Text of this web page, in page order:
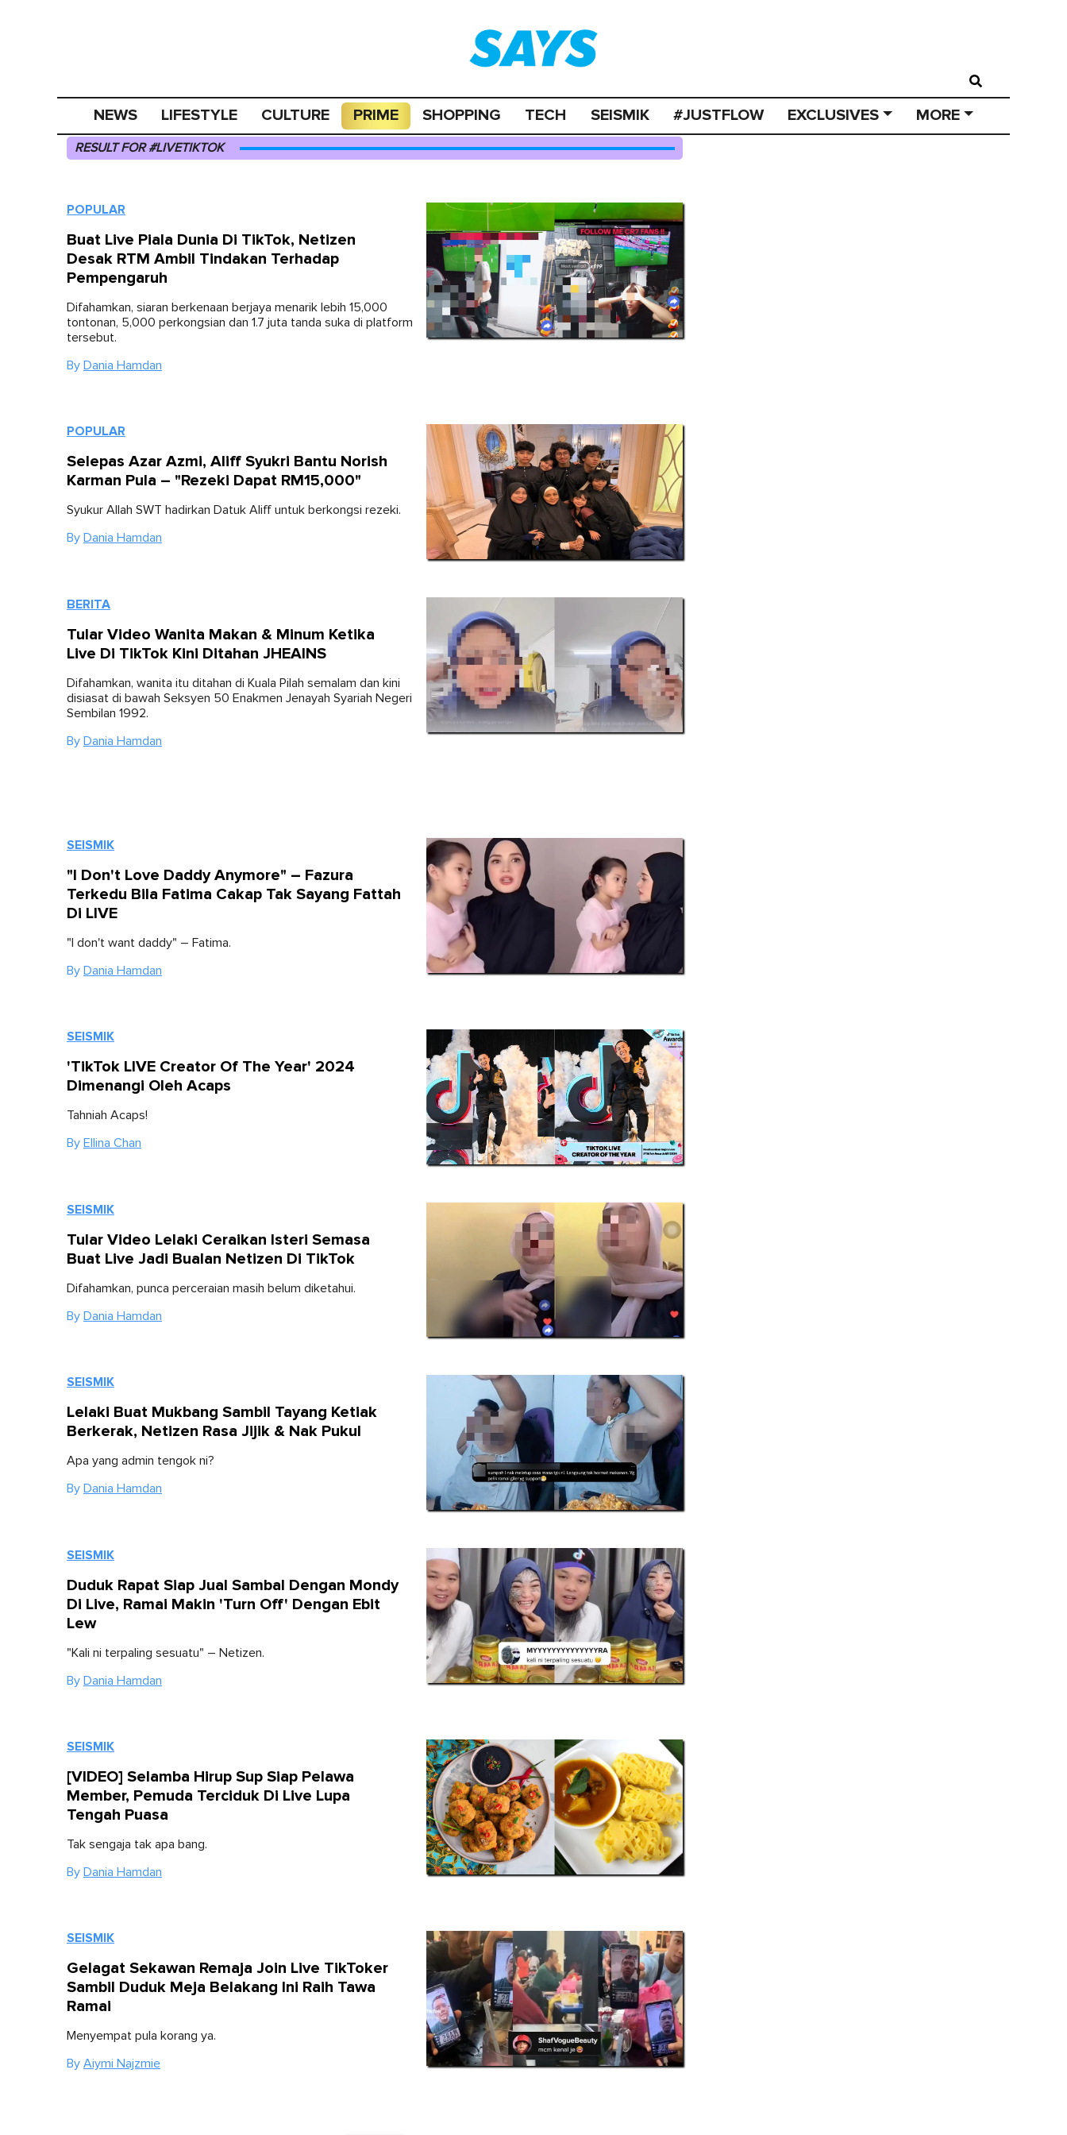
NEWS LIFESTYLE CULTURE PRIME SHOPPING TECH SEISMIK #JUSTFLOW EXCLUSIVES MORE
RESULT FOR #LIVETIKTOK
POPULAR
Buat Live Piala Dunia Di TikTok, Netizen
Desak RTM Ambil Tindakan Terhadap
Pempengaruh
Difahamkan, siaran berkenaan berjaya menarik lebih 15,000
tontonan, 5,000 perkongsian dan 1.7 juta tanda suka di platform
tersebut.
By Dania Hamdan
POPULAR
Selepas Azar Azmi, Aliff Syukri Bantu Norish
Karman Pula – "Rezeki Dapat RM15,000"
Syukur Allah SWT hadirkan Datuk Aliff untuk berkongsi rezeki.
By Dania Hamdan
BERITA
Tular Video Wanita Makan & Minum Ketika
Live Di TikTok Kini Ditahan JHEAINS
Difahamkan, wanita itu ditahan di Kuala Pilah semalam dan kini
disiasat di bawah Seksyen 50 Enakmen Jenayah Syariah Negeri
Sembilan 1992.
By Dania Hamdan
SEISMIK
"I Don't Love Daddy Anymore" – Fazura
Terkedu Bila Fatima Cakap Tak Sayang Fattah
Di LIVE
"I don't want daddy" – Fatima.
By Dania Hamdan
SEISMIK
'TikTok LIVE Creator Of The Year' 2024
Dimenangi Oleh Acaps
Tahniah Acaps!
By Ellina Chan
SEISMIK
Tular Video Lelaki Ceraikan Isteri Semasa
Buat Live Jadi Bualan Netizen Di TikTok
Difahamkan, punca perceraian masih belum diketahui.
By Dania Hamdan
SEISMIK
Lelaki Buat Mukbang Sambil Tayang Ketiak
Berkerak, Netizen Rasa Jijik & Nak Pukul
Apa yang admin tengok ni?
By Dania Hamdan
SEISMIK
Duduk Rapat Siap Jual Sambal Dengan Mondy
Di Live, Ramai Makin 'Turn Off' Dengan Ebit
Lew
"Kali ni terpaling sesuatu" – Netizen.
By Dania Hamdan
SEISMIK
[VIDEO] Selamba Hirup Sup Siap Pelawa
Member, Pemuda Terciduk Di Live Lupa
Tengah Puasa
Tak sengaja tak apa bang.
By Dania Hamdan
SEISMIK
Gelagat Sekawan Remaja Join Live TikToker
Sambil Duduk Meja Belakang Ini Raih Tawa
Ramai
Menyempat pula korang ya.
By Aiymi Najzmie